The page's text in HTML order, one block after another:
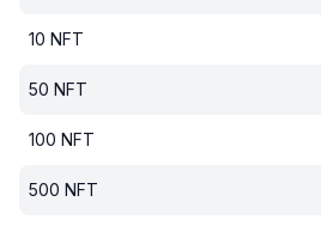
10 NFT
50 NFT
100 NFT
500 NFT